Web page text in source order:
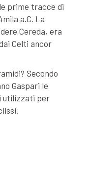
prime tracce di
a.C. La
Cereda, era
Celti ancor
Secondo
Gaspari le
utilizzati per